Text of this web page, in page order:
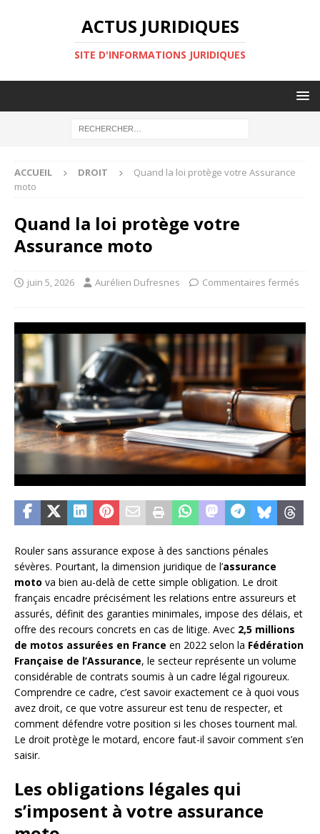
ACTUS JURIDIQUES
SITE D'INFORMATIONS JURIDIQUES
ACCUEIL DROIT
Quand la loi protège votre Assurance
moto
Quand la loi protège votre
Assurance moto
juin 5, 2026 Aurélien Dufresnes Commentaires fermés
Rouler sans assurance expose à des sanctions pénales
sévères. Pourtant, la dimension juridique de l’assurance
moto va bien au-delà de cette simple obligation. Le droit
français encadre précisément les relations entre assureurs et
assurés, définit des garanties minimales, impose des délais, et
offre des recours concrets en cas de litige. Avec 2,5 millions
de motos assurées en France en 2022 selon la Fédération
Française de l’Assurance, le secteur représente un volume
considérable de contrats soumis à un cadre légal rigoureux.
Comprendre ce cadre, c’est savoir exactement ce à quoi vous
avez droit, ce que votre assureur est tenu de respecter, et
comment défendre votre position si les choses tournent mal.
Le droit protège le motard, encore faut-il savoir comment s’en
saisir.
Les obligations légales qui
s’imposent à votre assurance